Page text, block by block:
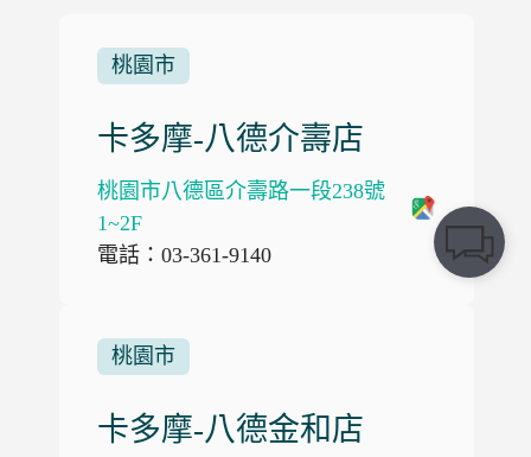
桃園市
卡多摩-八德介壽店
桃園市八德區介壽路一段238號
1~2F
電話：03-361-9140
桃園市
卡多摩-八德金和店